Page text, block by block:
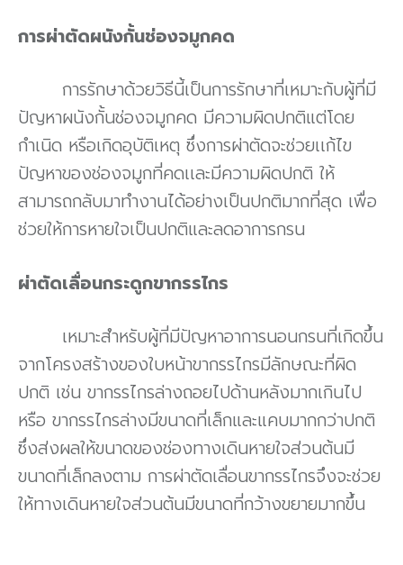
การผ่าตัดผนังกั้นช่องจมูกคด
การรักษาด้วยวิธีนี้เป็นการรักษาที่เหมาะกับผู้ที่มี
ปัญหาผนังกั้นช่องจมูกคด มีความผิดปกติแต่โดย
กำเนิด หรือเกิดอุบัติเหตุ ซึ่งการผ่าตัดจะช่วยเเก้ไข
ปัญหาของช่องจมูกที่คดเเละมีความผิดปกติ ให้
สามารถกลับมาทำงานได้อย่างเป็นปกติมากที่สุด เพื่อ
ช่วยให้การหายใจเป็นปกติและลดอาการกรน
ผ่าตัดเลื่อนกระดูกขากรรไกร
เหมาะสำหรับผู้ที่มีปัญหาอาการนอนกรนที่เกิดขึ้น
จากโครงสร้างของใบหน้าขากรรไกรมีลักษณะที่ผิด
ปกติ เช่น ขากรรไกรล่างถอยไปด้านหลังมากเกินไป
หรือ ขากรรไกรล่างมีขนาดที่เล็กและแคบมากกว่าปกติ
ซึ่งส่งผลให้ขนาดของช่องทางเดินหายใจส่วนต้นมี
ขนาดที่เล็กลงตาม การผ่าตัดเลื่อนขากรรไกรจึงจะช่วย
ให้ทางเดินหายใจส่วนต้นมีขนาดที่กว้างขยายมากขึ้น